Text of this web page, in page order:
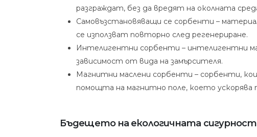
разграждат, без да вредят на околната
Самовъзстановяващи се сорбенти –
се използват повторно след регенериране.
Интелигентни сорбенти – интелигентни
зависимост от вида на замърсителя.
Магнитни маслени сорбенти – сорбенти,
помощта на магнитно поле, което ускорява
Бъдещето на екологичната сигурност